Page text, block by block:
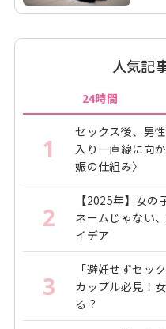
人気記
24時間
1
セックス後、男
入り一直線に向
娠の仕組み〉
2
【2025年】女
ネームじゃない
イデア
3
「避妊せずセッ
カップル必見！
る？